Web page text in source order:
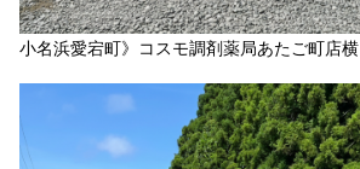
小名浜愛宕町》コスモ調剤薬局あたご町店横